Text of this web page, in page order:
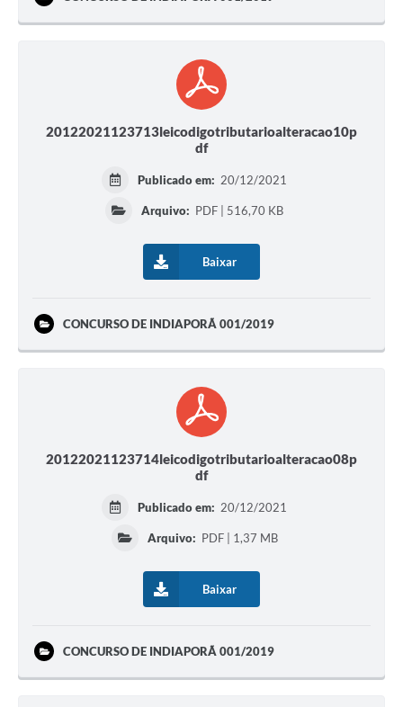
20122021123713leicodigotributarioalteracao10p
df
Publicado em: 20/12/2021
Arquivo: PDF | 516,70 KB
Baixar
CONCURSO DE INDIAPORÃ 001/2019
20122021123714leicodigotributarioalteracao08p
df
Publicado em: 20/12/2021
Arquivo: PDF | 1,37 MB
Baixar
CONCURSO DE INDIAPORÃ 001/2019